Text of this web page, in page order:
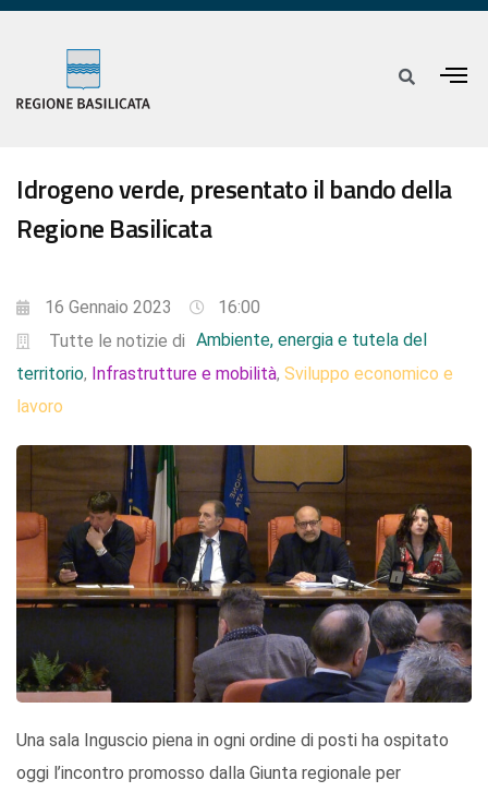
Idrogeno verde, presentato il bando della
Regione Basilicata
16 Gennaio 2023
16:00
Tutte le notizie di Ambiente, energia e tutela del
territorio, Infrastrutture e mobilità, Sviluppo economico e
lavoro
Una sala Inguscio piena in ogni ordine di posti ha ospitato
oggi l’incontro promosso dalla Giunta regionale per